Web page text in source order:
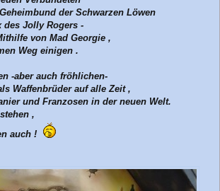
der Schwarzen Löwen
des Jolly Rogers -
von Mad Georgie ,
Weg einigen .
-aber auch fröhlichen-
Waffenbrüder auf alle Zeit ,
und Franzosen in der neuen Welt.
,
auch !